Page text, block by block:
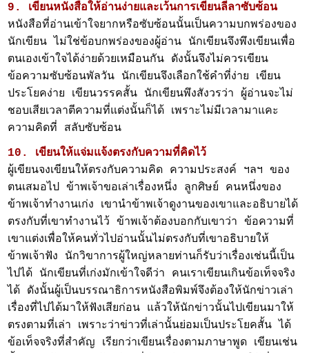
9. เขียนหนังสือให้อ่านง่ายและเว้นการเขียนลีลาซับซ้อน
หนังสือที่อ่านเข้าใจยากหรือซับซ้อนนั้นเป็นความบกพร่องของ
นักเขียน ไม่ใช่ข้อบกพร่องของผู้อ่าน นักเขียนจึงพึงเขียนเพื่อ
ตนเองเข้าใจได้ง่ายด้วยเหมือนกัน ดังนั้นจึงไม่ควรเขียน
ข้อความซับซ้อนพัลวัน นักเขียนจึงเลือกใช้คำที่ง่าย เขียน
ประโยคง่าย เขียนวรรคสั้น นักเขียนพึงสังวรว่า ผู้อ่านจะไม่
ชอบเสียเวลาตีความที่แต่งนั้นก็ได้ เพราะไม่มีเวลามาแคะ
ความคิดที่ สลับซับซ้อน
10. เขียนให้แจ่มแจ้งตรงกับความที่คิดไว้
ผู้เขียนจงเขียนให้ตรงกับความคิด ความประสงค์ ฯลฯ ของ
ตนเสมอไป ข้าพเจ้าขอเล่าเรื่องหนึ่ง ลูกศิษย์ คนหนึ่งของ
ข้าพเจ้าทำงานเก่ง เขานำข้าพเจ้าดูงานของเขาและอธิบายได้
ตรงกับที่เขาทำงานไว้ ข้าพเจ้าต้องบอกกับเขาว่า ข้อความที่
เขาแต่งเพื่อให้คนทั่วไปอ่านนั้นไม่ตรงกับที่เขาอธิบายให้
ข้าพเจ้าฟัง นักวิขาการผู้ใหญ่หลายท่านก็รับว่าเรื่องเช่นนี้เป็น
ไปได้ นักเขียนที่เก่งมักเข้าใจดีว่า คนเราเขียนเกินข้อเท็จจริง
ได้ ดังนั้นผู้เป็นบรรณาธิการหนังสือพิมพ์จึงต้องให้นักข่าวเล่า
เรื่องที่ไปได้มาให้ฟังเสียก่อน แล้วให้นักข่าวนั้นไปเขียนมาให้
ตรงตามที่เล่า เพราะว่าข่าวที่เล่านั้นย่อมเป็นประโยคสั้น ได้
ข้อเท็จจริงที่สำคัญ เรียกว่าเขียนเรื่องตามภาษาพูด เขียนเช่น